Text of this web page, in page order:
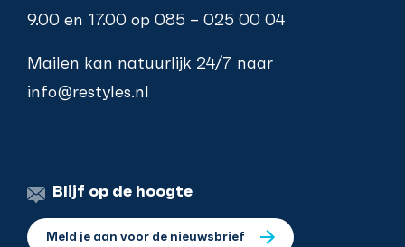
9.00 en 17.00 op 085 – 025 00 04
Mailen kan natuurlijk 24/7 naar
info@restyles.nl
Blijf op de hoogte
Meld je aan voor de nieuwsbrief